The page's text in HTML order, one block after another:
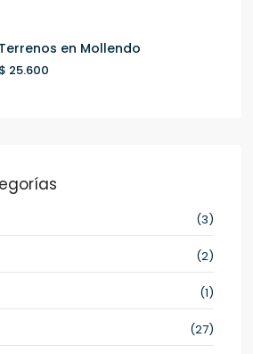
Terrenos en Mollendo
$ 25.600
(3)
(2)
(1)
(27)